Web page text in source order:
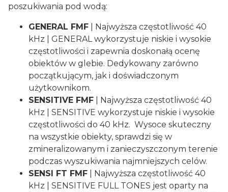
poszukiwania pod wodą:
GENERAL FMF | Najwyższa częstotliwość 40
kHz | GENERAL wykorzystuje niskie i wysokie
częstotliwości i zapewnia doskonałą ocenę
obiektów w glebie. Dedykowany zarówno
początkującym, jak i doświadczonym
użytkownikom.
SENSITIVE FMF | Najwyższa częstotliwość 40
kHz | SENSITIVE wykorzystuje niskie i wysokie
częstotliwości do 40 kHz. Wysoce skuteczny
na wszystkie obiekty, sprawdzi się w
zmineralizowanym i zanieczyszczonym terenie
podczas wyszukiwania najmniejszych celów.
SENSI FT FMF | Najwyższa częstotliwość 40
kHz | SENSITIVE FULL TONES jest oparty na